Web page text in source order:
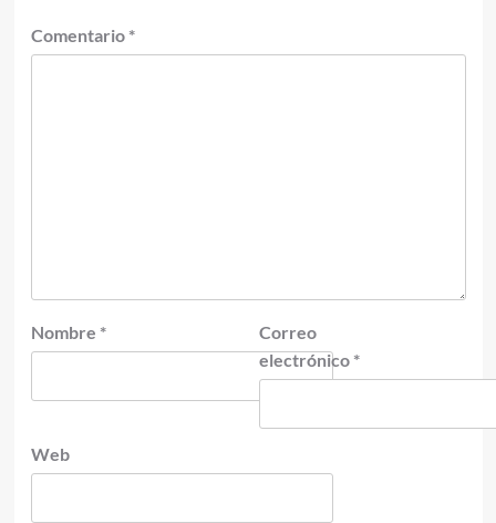
Comentario *
Nombre *
Correo
electrónico *
Web